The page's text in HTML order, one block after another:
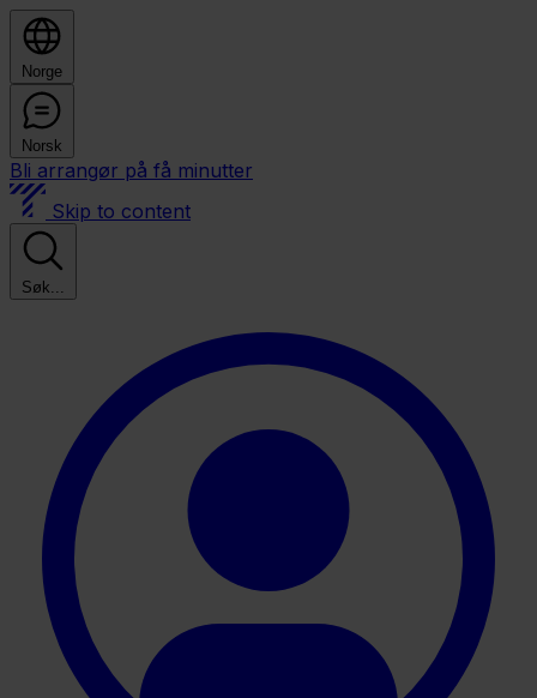
Norge
Norsk
Bli arrangør på få minutter
Skip to content
Søk...